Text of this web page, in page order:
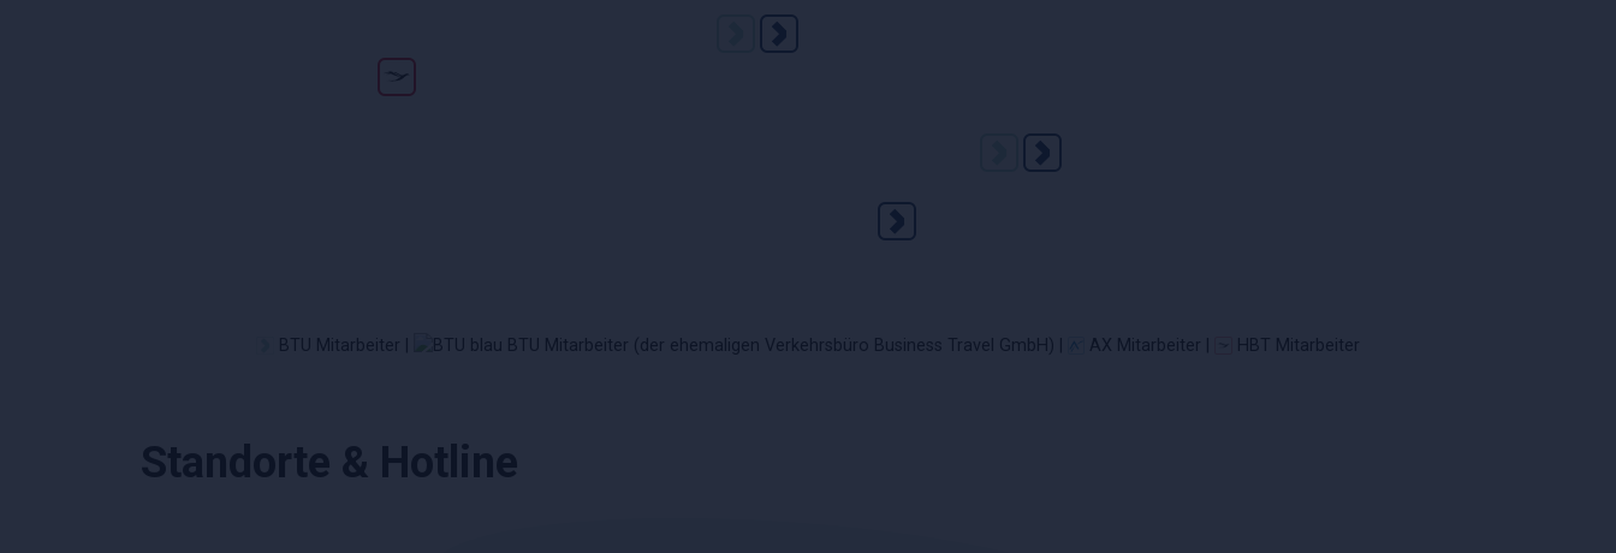
BTU Mitarbeiter | BTU Mitarbeiter (der ehemaligen Verkehrsbüro Business Travel GmbH) | AX Mitarbeiter | HBT Mitarbeiter
Standorte & Hotline